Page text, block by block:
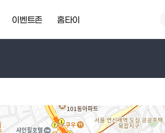
이벤트존 홈타이